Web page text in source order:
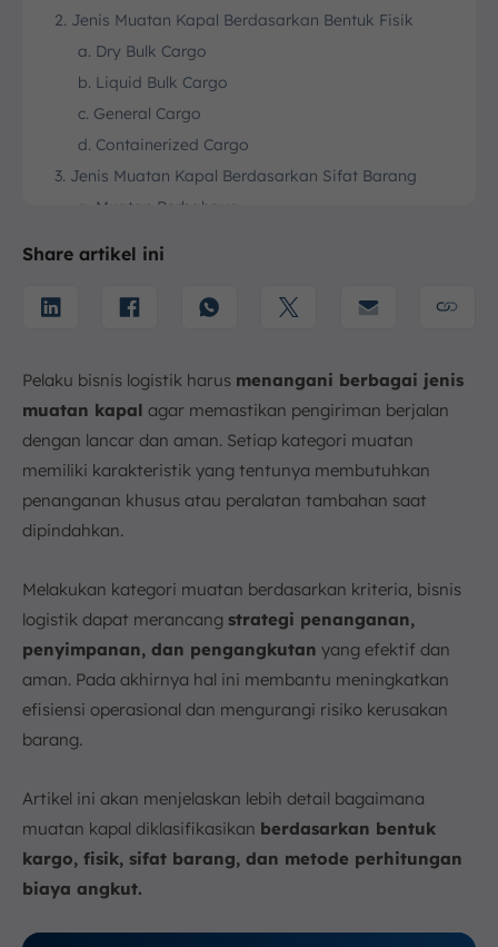
2. Jenis Muatan Kapal Berdasarkan Bentuk Fisik
a. Dry Bulk Cargo
b. Liquid Bulk Cargo
c. General Cargo
d. Containerized Cargo
3. Jenis Muatan Kapal Berdasarkan Sifat Barang
a. Muatan Berbahaya
a. Muatan dengan Perhitungan Berat
5. Kesimpulan
FAQ:
Share artikel ini
Pelaku bisnis logistik harus menangani berbagai jenis
muatan kapal agar memastikan pengiriman berjalan
dengan lancar dan aman. Setiap kategori muatan
memiliki karakteristik yang tentunya membutuhkan
penanganan khusus atau peralatan tambahan saat
dipindahkan.
Melakukan kategori muatan berdasarkan kriteria, bisnis
logistik dapat merancang strategi penanganan,
penyimpanan, dan pengangkutan yang efektif dan
aman. Pada akhirnya hal ini membantu meningkatkan
efisiensi operasional dan mengurangi risiko kerusakan
barang.
Artikel ini akan menjelaskan lebih detail bagaimana
muatan kapal diklasifikasikan berdasarkan bentuk
kargo, fisik, sifat barang, dan metode perhitungan
biaya angkut.